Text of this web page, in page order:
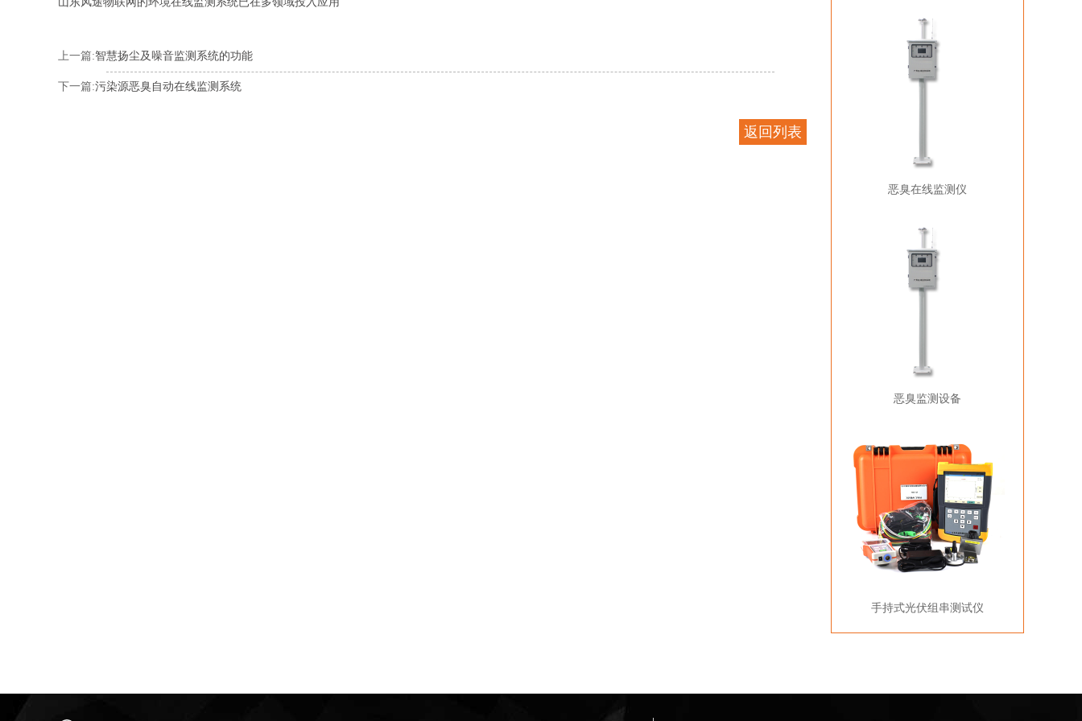
上一篇:智慧扬尘及噪音监测系统的功能
下一篇:污染源恶臭自动在线监测系统
返回列表
恶臭在线监测仪
恶臭监测设备
手持式光伏组串测试仪